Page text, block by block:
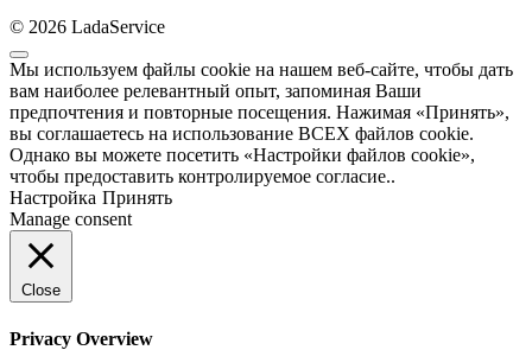
© 2026 LadaService
Мы используем файлы cookie на нашем веб-сайте, чтобы дать
вам наиболее релевантный опыт, запоминая Ваши
предпочтения и повторные посещения. Нажимая «Принять»,
вы соглашаетесь на использование ВСЕХ файлов cookie.
Однако вы можете посетить «Настройки файлов cookie»,
чтобы предоставить контролируемое согласие..
Настройка Принять
Manage consent
Close
Privacy Overview